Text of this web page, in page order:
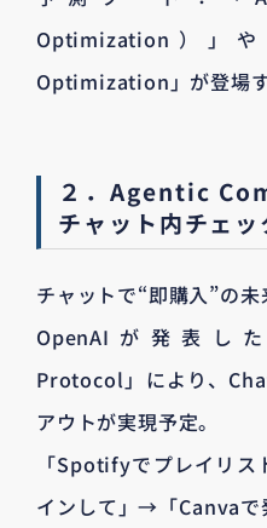
Optimization）」や
Optimization」が登場す
２．Agentic
チャット内チェッ
チャットで“即購入”の未
OpenAIが発表した
Protocol」により、
アウトが実現予定。
「Spotifyでプレイリ
インして」→「Canvaで